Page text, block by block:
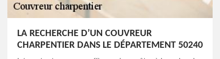
LA RECHERCHE D’UN COUVREUR
CHARPENTIER DANS LE DÉPARTEMENT 50240